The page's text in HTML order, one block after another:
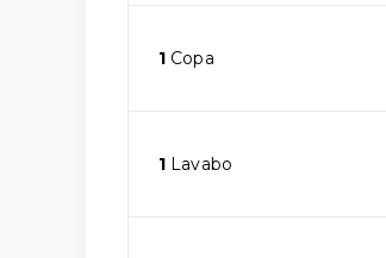
1 Copa
1 Lavabo